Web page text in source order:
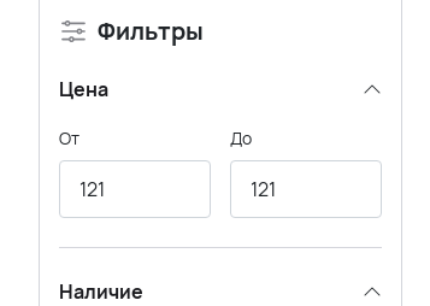
Фильтры
Цена
От До
Наличие